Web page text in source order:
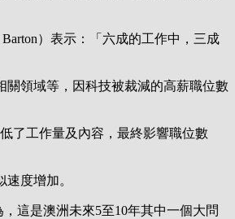
）表示：「六成的工作中，三成
領域等，因科技被裁減的高薪職位數
了工作量及內容，最終影響職位數
度增加。
這是澳洲未來5至10年其中一個大問